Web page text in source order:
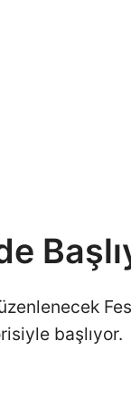
başlıyor.